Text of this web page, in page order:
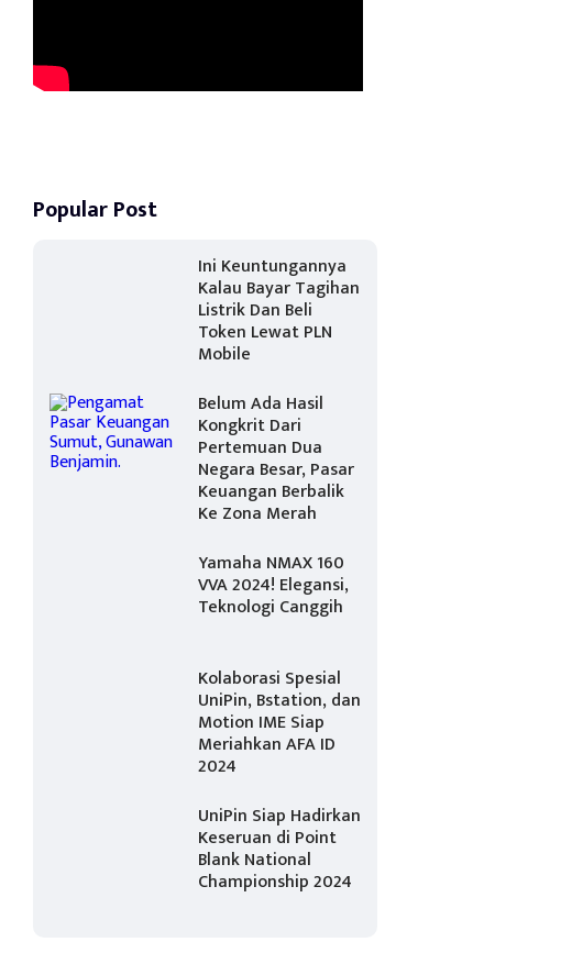
Popular Post
Ini Keuntungannya
Kalau Bayar Tagihan
Listrik Dan Beli
Token Lewat PLN
Mobile
Belum Ada Hasil
Kongkrit Dari
Pertemuan Dua
Negara Besar, Pasar
Keuangan Berbalik
Ke Zona Merah
Yamaha NMAX 160
VVA 2024! Elegansi,
Teknologi Canggih
Kolaborasi Spesial
UniPin, Bstation, dan
Motion IME Siap
Meriahkan AFA ID
2024
UniPin Siap Hadirkan
Keseruan di Point
Blank National
Championship 2024